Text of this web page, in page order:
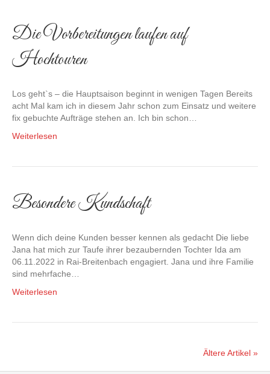
Die Vorbereitungen laufen auf
Hochtouren
Los geht`s – die Hauptsaison beginnt in wenigen Tagen Bereits
acht Mal kam ich in diesem Jahr schon zum Einsatz und weitere
fix gebuchte Aufträge stehen an. Ich bin schon…
Weiterlesen
Besondere Kundschaft
Wenn dich deine Kunden besser kennen als gedacht Die liebe
Jana hat mich zur Taufe ihrer bezaubernden Tochter Ida am
06.11.2022 in Rai-Breitenbach engagiert. Jana und ihre Familie
sind mehrfache…
Weiterlesen
Ältere Artikel »